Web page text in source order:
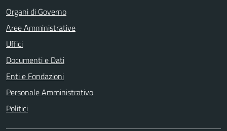
Organi di Governo
Aree Amministrative
Uffici
Documenti e Dati
Enti e Fondazioni
Personale Amministrativo
Politici